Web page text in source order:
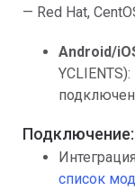
— Red Hat,
Android/
Подключение:
список